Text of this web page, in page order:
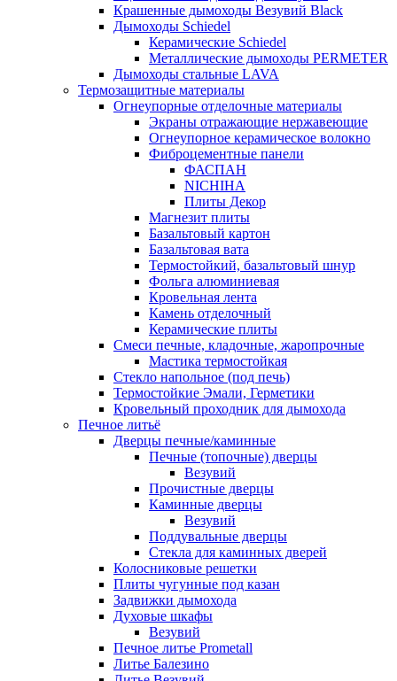
Крашенные дымоходы Везувий Black
Дымоходы Schiedel
Керамические Schiedel
Металлические дымоходы PERMETER
Дымоходы стальные LAVA
Термозащитные материалы
Огнеупорные отделочные материалы
Экраны отражающие нержавеющие
Огнеупорное керамическое волокно
Фиброцементные панели
ФАСПАН
NICHIHA
Плиты Декор
Магнезит плиты
Базальтовый картон
Базальтовая вата
Термостойкий, базальтовый шнур
Фольга алюминиевая
Кровельная лента
Камень отделочный
Керамические плиты
Смеси печные, кладочные, жаропрочные
Мастика термостойкая
Стекло напольное (под печь)
Термостойкие Эмали, Герметики
Кровельный проходник для дымохода
Печное литьё
Дверцы печные/каминные
Печные (топочные) дверцы
Везувий
Прочистные дверцы
Каминные дверцы
Везувий
Поддувальные дверцы
Стекла для каминных дверей
Колосниковые решетки
Плиты чугунные под казан
Задвижки дымохода
Духовые шкафы
Везувий
Печное литье Prometall
Литье Балезино